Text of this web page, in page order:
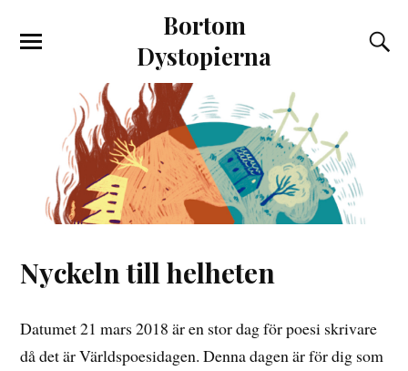
Bortom
Dystopierna
Nyckeln till helheten
Datumet 21 mars 2018 är en stor dag för poesi skrivare
då det är Världspoesidagen. Denna dagen är för dig som